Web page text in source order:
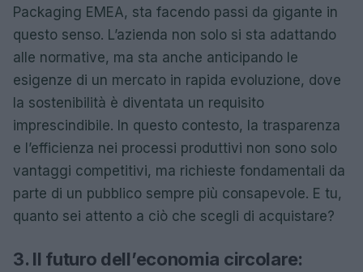
Packaging EMEA, sta facendo passi da gigante in
questo senso. L’azienda non solo si sta adattando
alle normative, ma sta anche anticipando le
esigenze di un mercato in rapida evoluzione, dove
la sostenibilità è diventata un requisito
imprescindibile. In questo contesto, la trasparenza
e l’efficienza nei processi produttivi non sono solo
vantaggi competitivi, ma richieste fondamentali da
parte di un pubblico sempre più consapevole. E tu,
quanto sei attento a ciò che scegli di acquistare?
3. Il futuro dell’economia circolare: